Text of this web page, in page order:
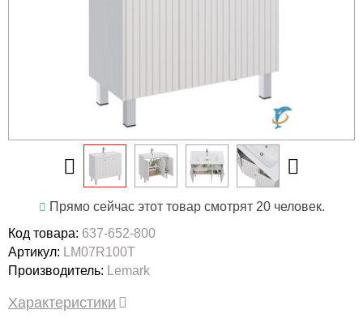
Прямо сейчас этот товар смотрят 20 человек.
Код товара: 637-652-800
Артикул: LM07R100T
Производитель: Lemark
Характеристики